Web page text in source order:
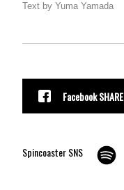
Text by Yuma Yamada
Facebook SHARE
Spincoaster SNS